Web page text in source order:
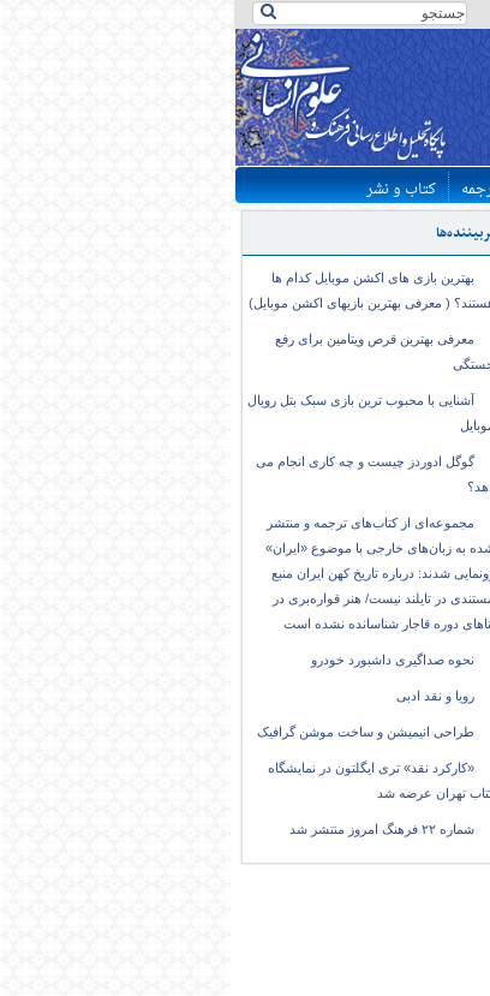
کتاب و نشر
بهترین بازی های اکشن موبایل کدام ها
( معرفی بهترین بازیهای اکشن موبایل)
معرفی بهترین قرص ویتامین برای رفع
آشنایی با محبوب ترین بازی سبک بتل رویال
گوگل ادوردز چیست و چه کاری انجام می
مجموعه‌ای از کتاب‌های ترجمه و منتشر
به زبان‌های خارجی با موضوع «ایران»
شدند: درباره تاریخ کهن ایران منبع
در تایلند نیست/ هنر قواره‌بری در
دوره قاجار شناسانده نشده است
نحوه صداگیری داشبورد خودرو
رویا و نقد ادبی
طراحی انیمیشن و ساخت موشن گرافیک
«کارکرد نقد» تری ایگلتون در نمایشگاه
تهران عرضه شد
شماره ۲۲ فرهنگ امروز منتشر شد